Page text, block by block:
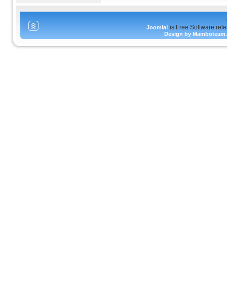
Joomla! is Free Software
Design by